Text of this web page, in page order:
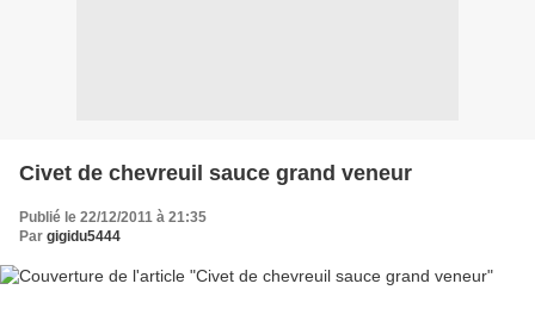
Civet de chevreuil sauce grand veneur
Publié le 22/12/2011 à 21:35
Par gigidu5444